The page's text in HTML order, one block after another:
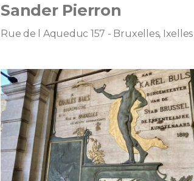
Sander Pierron
Rue de l Aqueduc 157 - Bruxelles, Ixelles